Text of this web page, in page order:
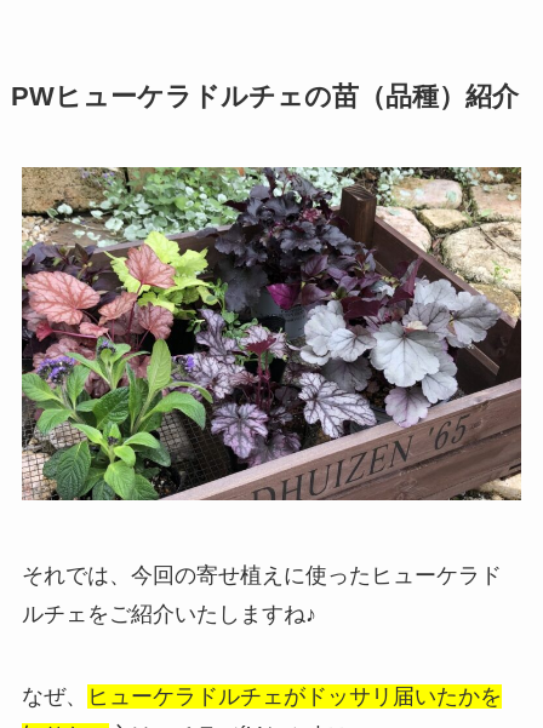
PWヒューケラドルチェの苗（品種）紹介
それでは、今回の寄せ植えに使ったヒューケラド
ルチェをご紹介いたしますね♪
なぜ、
ヒューケラドルチェがドッサリ届いたかを